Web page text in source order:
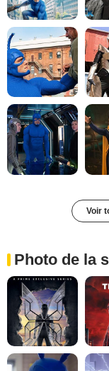
Voir
Photo de la